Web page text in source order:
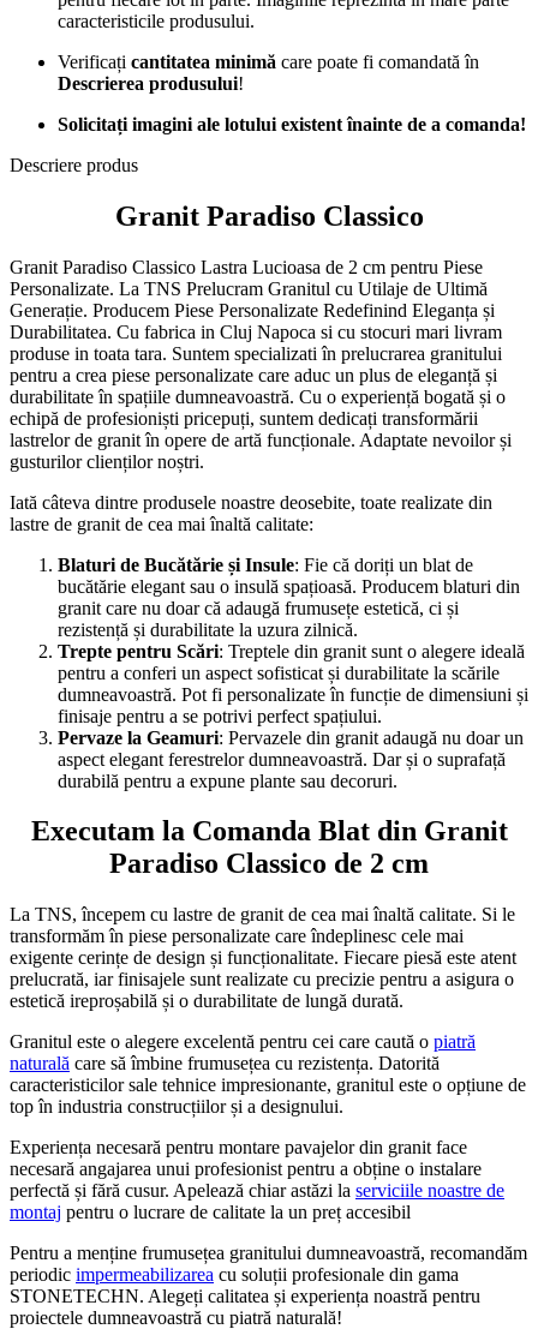
caracteristicile produsului.
Verificați cantitatea minimă care poate fi comandată în
Descrierea produsului!
Solicitați imagini ale lotului existent înainte de a comanda!
Descriere produs
Granit Paradiso Classico
Granit Paradiso Classico Lastra Lucioasa de 2 cm pentru Piese
Personalizate. La TNS Prelucram Granitul cu Utilaje de Ultimă
Generație. Producem Piese Personalizate Redefinind Eleganța și
Durabilitatea. Cu fabrica in Cluj Napoca si cu stocuri mari livram
produse in toata tara. Suntem specializati în prelucrarea granitului
pentru a crea piese personalizate care aduc un plus de eleganță și
durabilitate în spațiile dumneavoastră. Cu o experiență bogată și o
echipă de profesioniști pricepuți, suntem dedicați transformării
lastrelor de granit în opere de artă funcționale. Adaptate nevoilor și
gusturilor clienților noștri.
Iată câteva dintre produsele noastre deosebite, toate realizate din
lastre de granit de cea mai înaltă calitate:
Blaturi de Bucătărie și Insule: Fie că doriți un blat de
bucătărie elegant sau o insulă spațioasă. Producem blaturi din
granit care nu doar că adaugă frumusețe estetică, ci și
rezistență și durabilitate la uzura zilnică.
Trepte pentru Scări: Treptele din granit sunt o alegere ideală
pentru a conferi un aspect sofisticat și durabilitate la scările
dumneavoastră. Pot fi personalizate în funcție de dimensiuni și
finisaje pentru a se potrivi perfect spațiului.
Pervaze la Geamuri: Pervazele din granit adaugă nu doar un
aspect elegant ferestrelor dumneavoastră. Dar și o suprafață
durabilă pentru a expune plante sau decoruri.
Executam la Comanda Blat din Granit
Paradiso Classico de 2 cm
La TNS, începem cu lastre de granit de cea mai înaltă calitate. Si le
transformăm în piese personalizate care îndeplinesc cele mai
exigente cerințe de design și funcționalitate. Fiecare piesă este atent
prelucrată, iar finisajele sunt realizate cu precizie pentru a asigura o
estetică ireproșabilă și o durabilitate de lungă durată.
Granitul este o alegere excelentă pentru cei care caută o piatră
naturală care să îmbine frumusețea cu rezistența. Datorită
caracteristicilor sale tehnice impresionante, granitul este o opțiune de
top în industria construcțiilor și a designului.
Experiența necesară pentru montare pavajelor din granit face
necesară angajarea unui profesionist pentru a obține o instalare
perfectă și fără cusur. Apelează chiar astăzi la serviciile noastre de
montaj pentru o lucrare de calitate la un preț accesibil
Pentru a menține frumusețea granitului dumneavoastră, recomandăm
periodic impermeabilizarea cu soluții profesionale din gama
STONETECHN. Alegeți calitatea și experiența noastră pentru
proiectele dumneavoastră cu piatră naturală!